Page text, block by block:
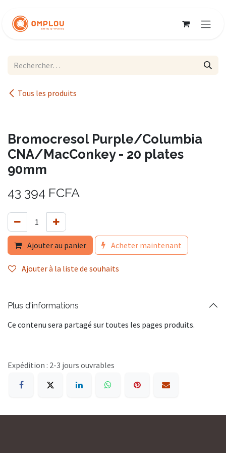
Tous les produits
Bromocresol Purple/Columbia
CNA/MacConkey - 20 plates
90mm
43 394 FCFA
Ajouter au panier Acheter maintenant
Ajouter à la liste de souhaits
Plus d'informations
Ce contenu sera partagé sur toutes les pages produits.
Expédition : 2-3 jours ouvrables